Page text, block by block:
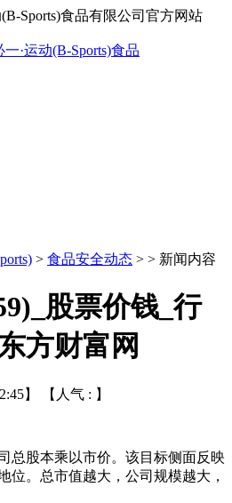
Sports)食品有限公司官方网站
> 食品安全动态 > > 新闻内容
股票价钱_行
方财富网
】 【人气 : 】
股本乘以市价。该目标侧面反映
位。总市值越大，公司规模越大，